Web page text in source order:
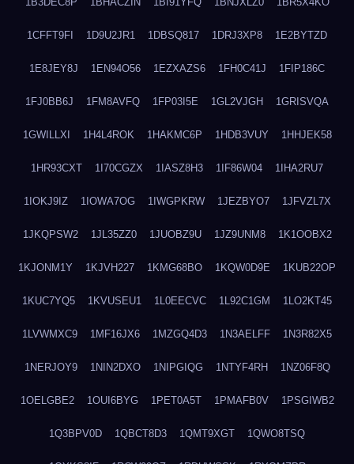
1CFFT9FI 1D9U2JR1 1DBSQ817 1DRJ3XP8 1E2BYTZD
1E8JEY8J 1EN94O56 1EZXAZS6 1FH0C41J 1FIP186C
1FJ0BB6J 1FM8AVFQ 1FP03I5E 1GL2VJGH 1GRISVQA
1GWILLXI 1H4L4ROK 1HAKMC6P 1HDB3VUY 1HHJEK58
1HR93CXT 1I70CGZX 1IASZ8H3 1IF86W04 1IHA2RU7
1IOKJ9IZ 1IOWA7OG 1IWGPKRW 1JEZBYO7 1JFVZL7X
1JKQPSW2 1JL35ZZ0 1JUOBZ9U 1JZ9UNM8 1K1OOBX2
1KJONM1Y 1KJVH227 1KMG68BO 1KQW0D9E 1KUB22OP
1KUC7YQ5 1KVUSEU1 1L0EECVC 1L92C1GM 1LO2KT45
1LVWMXC9 1MF16JX6 1MZGQ4D3 1N3AELFF 1N3R82X5
1NERJOY9 1NIN2DXO 1NIPGIQG 1NTYF4RH 1NZ06F8Q
1OELGBE2 1OUI6BYG 1PET0A5T 1PMAFB0V 1PSGIWB2
1Q3BPV0D 1QBCT8D3 1QMT9XGT 1QWO8TSQ